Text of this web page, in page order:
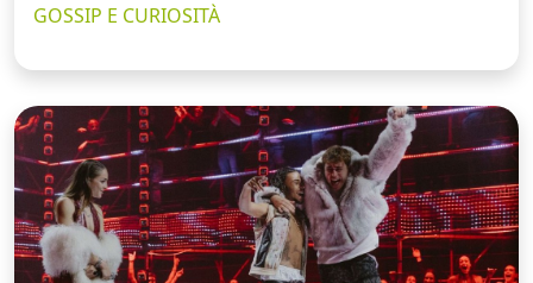
GOSSIP E CURIOSITÀ